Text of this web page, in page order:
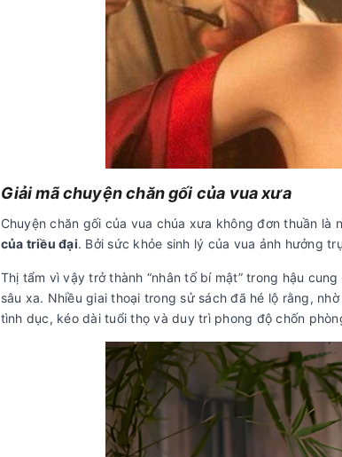
Giải mã chuyện chăn gối của vua xưa
Chuyện chăn gối của vua chúa xưa không đơn thuần là
của triều đại. Bởi sức khỏe sinh lý của vua ảnh hưởng
Thị tẩm vì vậy trở thành “nhân tố bí mật” trong hậu
sâu xa. Nhiều giai thoại trong sử sách đã hé lộ rằng,
tình dục, kéo dài tuổi thọ và duy trì phong độ chốn